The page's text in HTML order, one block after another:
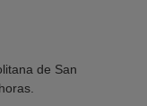
de San